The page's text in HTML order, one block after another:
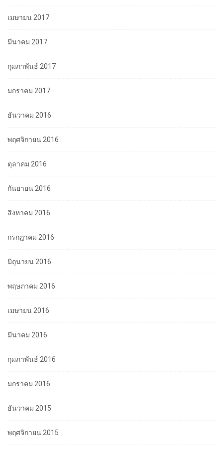
เมษายน 2017
มีนาคม 2017
กุมภาพันธ์ 2017
มกราคม 2017
ธันวาคม 2016
พฤศจิกายน 2016
ตุลาคม 2016
กันยายน 2016
สิงหาคม 2016
กรกฎาคม 2016
มิถุนายน 2016
พฤษภาคม 2016
เมษายน 2016
มีนาคม 2016
กุมภาพันธ์ 2016
มกราคม 2016
ธันวาคม 2015
พฤศจิกายน 2015